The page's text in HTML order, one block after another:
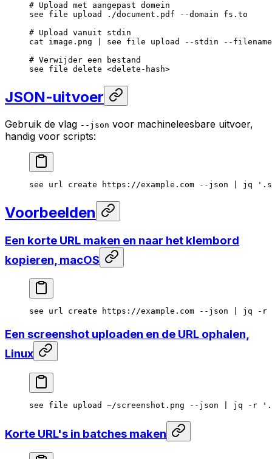
# Upload met aangepast domein
see file upload ./document.pdf --domain fs.to
# Upload vanuit stdin
cat image.png see file upload --stdin --filename
# Verwijder een bestand
see file delete <delete-has h>
JSON-uitvoer
Gebruik de vlag --json voor machineleesbare uitvoer,
handig voor scripts:
see url create https://example.com --json jq
Voorbeelden
Een korte URL maken en naar het klembord
kopieren, macOS
see url create https://example.com --json jq -r
Een screenshot uploaden en de URL ophalen,
Linux
see file upload ~/screenshot.png --json jq -r
Korte URL's in batches maken